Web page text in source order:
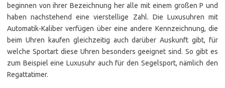
beginnen von ihrer Bezeichnung her alle mit einem großen P und
haben nachstehend eine vierstellige Zahl. Die Luxusuhren mit
Automatik-Kaliber verfügen über eine andere Kennzeichnung, die
beim Uhren kaufen gleichzeitig auch darüber Auskunft gibt, für
welche Sportart diese Uhren besonders geeignet sind. So gibt es
zum Beispiel eine Luxusuhr auch für den Segelsport, nämlich den
Regattatimer.